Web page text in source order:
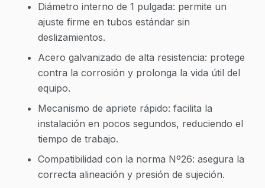
Diámetro interno de 1 pulgada: permite un
ajuste firme en tubos estándar sin
deslizamientos.
Acero galvanizado de alta resistencia: protege
contra la corrosión y prolonga la vida útil del
equipo.
Mecanismo de apriete rápido: facilita la
instalación en pocos segundos, reduciendo el
tiempo de trabajo.
Compatibilidad con la norma Nº26: asegura la
correcta alineación y presión de sujeción.